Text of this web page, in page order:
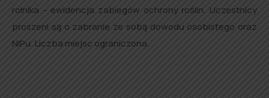
rolnika – ewidencja zabiegów ochrony roślin. Uczestnicy
proszeni są o zabranie ze sobą dowodu osobistego oraz
NIPu. Liczba miejsc ograniczona.